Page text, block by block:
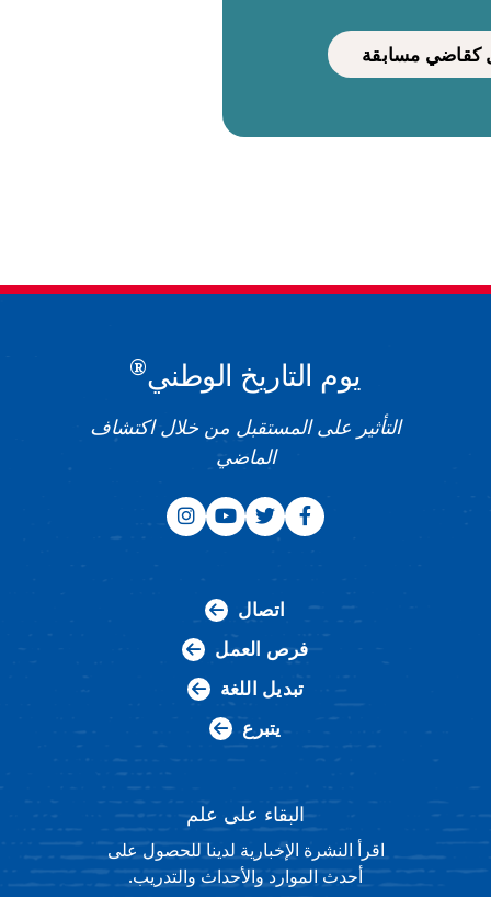
مسابقة
يوم التاريخ الوطني®
التأثير على المستقبل من خلال اكتشاف
الماضي
اتصال
فرص العمل
تبديل اللغة
يتبرع
البقاء على علم
اقرأ النشرة الإخبارية لدينا للحصول على
أحدث الموارد والأحداث والتدريب.